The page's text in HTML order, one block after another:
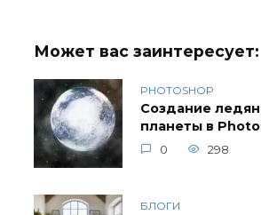
Может вас заинтересует:
PHOTOSHOP
Создание
планеты в
0 298
БЛОГИ